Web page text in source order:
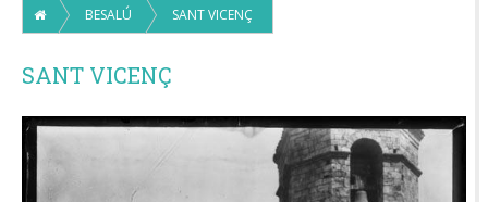
BESALÚ SANT VICENÇ
SANT VICENÇ